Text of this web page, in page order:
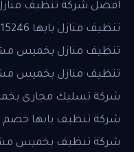
افضل شركة تنظيف منازل
تنظيف منازل بابها 0531415246
تنظيف منازل بخميس مشيط
تنظيف منازل بخميس مشيط
شركة تسليك مجارى بخميس
شركة تنظيف بابها خصم 20% 0531415246
شركة تنظيف بخميس مشيط